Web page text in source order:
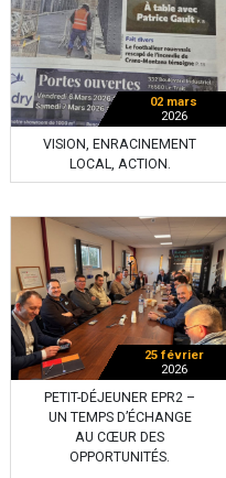
02 mars
2026
VISION, ENRACINEMENT
LOCAL, ACTION.
25 février
2026
PETIT-DÉJEUNER EPR2 –
UN TEMPS D’ÉCHANGE
AU CŒUR DES
OPPORTUNITÉS.